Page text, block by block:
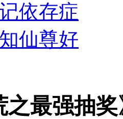
依存症
仙尊好
之最强抽